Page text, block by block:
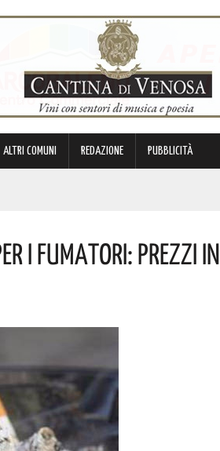
ALTRI COMUNI REDAZIONE PUBBLICITÀ
UNA SOLENNE MESSA. I DETTAGLI DELL’EVENTO
I Fumatori: Prezzi In